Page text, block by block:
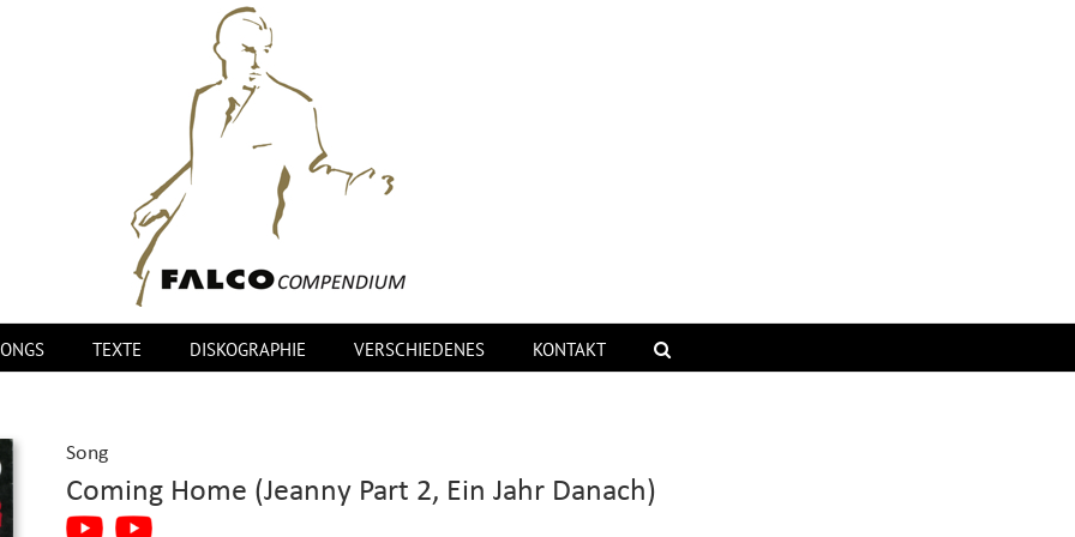
TEXTE DISKOGRAPHIE VERSCHIEDENES KONTAKT
Song
Coming Home (Jeanny Part 2, Ein Jahr Danach)